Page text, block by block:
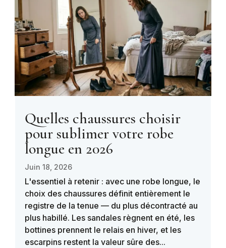
Quelles chaussures choisir
pour sublimer votre robe
longue en 2026
Juin 18, 2026
L'essentiel à retenir : avec une robe longue, le
choix des chaussures définit entièrement le
registre de la tenue — du plus décontracté au
plus habillé. Les sandales règnent en été, les
bottines prennent le relais en hiver, et les
escarpins restent la valeur sûre des...